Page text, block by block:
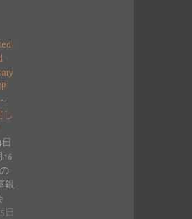
し
16
銀
日